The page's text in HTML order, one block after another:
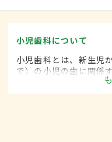
小児歯科について
小児歯科とは、新生児
で）の小児の歯に関係
治療する歯科の一領域